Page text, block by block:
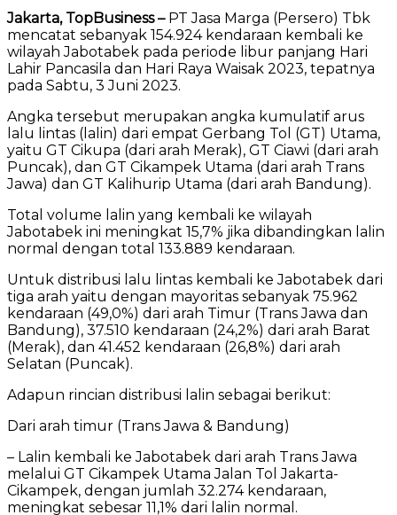
Email
Jakarta, TopBusiness – PT Jasa Marga (Persero) Tbk
mencatat sebanyak 154.924 kendaraan kembali ke
wilayah Jabotabek pada periode libur panjang Hari
Lahir Pancasila dan Hari Raya Waisak 2023, tepatnya
pada Sabtu, 3 Juni 2023.
Angka tersebut merupakan angka kumulatif arus
lalu lintas (lalin) dari empat Gerbang Tol (GT) Utama,
yaitu GT Cikupa (dari arah Merak), GT Ciawi (dari arah
Puncak), dan GT Cikampek Utama (dari arah Trans
Jawa) dan GT Kalihurip Utama (dari arah Bandung).
Total volume lalin yang kembali ke wilayah
Jabotabek ini meningkat 15,7% jika dibandingkan lalin
normal dengan total 133.889 kendaraan.
Untuk distribusi lalu lintas kembali ke Jabotabek dari
tiga arah yaitu dengan mayoritas sebanyak 75.962
kendaraan (49,0%) dari arah Timur (Trans Jawa dan
Bandung), 37.510 kendaraan (24,2%) dari arah Barat
(Merak), dan 41.452 kendaraan (26,8%) dari arah
Selatan (Puncak).
Adapun rincian distribusi lalin sebagai berikut:
Dari arah timur (Trans Jawa & Bandung)
– Lalin kembali ke Jabotabek dari arah Trans Jawa
melalui GT Cikampek Utama Jalan Tol Jakarta-
Cikampek, dengan jumlah 32.274 kendaraan,
meningkat sebesar 11,1% dari lalin normal.